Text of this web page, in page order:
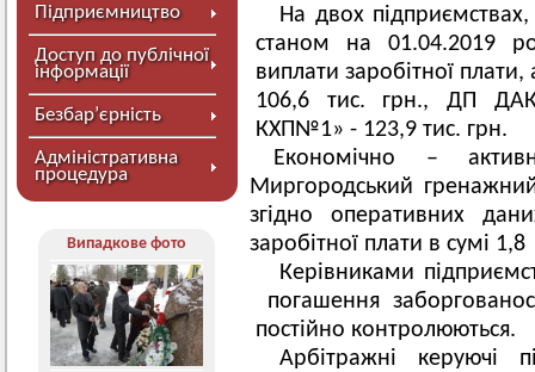
Підприємництво
Доступ до публічної
інформації
Безбар’єрність
Адміністративна
процедура
Випадкове фото
На двох підприємствах,
станом на 01.04.2019
виплати заробітної
106,6 тис. грн., ДП ДАК
КХП№1» - 123,9 тис. грн.
Економічно –
Миргородський
згідно оперативних
заробітної плати в сумі
Керівниками
погашення
постійно контролюються.
Арбітражні керуючі